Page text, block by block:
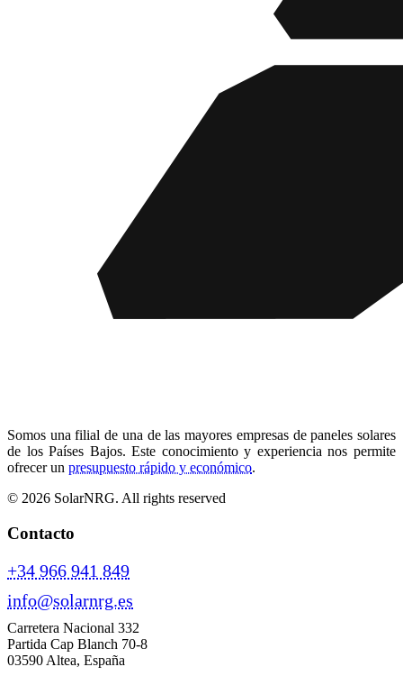
Somos una filial de una de las mayores empresas de paneles solares
de los Países Bajos. Este conocimiento y experiencia nos permite
ofrecer un presupuesto rápido y económico.
© 2026 SolarNRG. All rights reserved
Contacto
+34 966 941 849
info@solarnrg.es
Carretera Nacional 332
Partida Cap Blanch 70-8
03590 Altea, España